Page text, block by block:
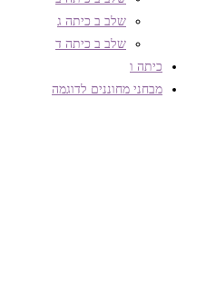
שלב ב כיתה ג
שלב ב כיתה ד
כיתה ו
מבחני מחוננים לדוגמה